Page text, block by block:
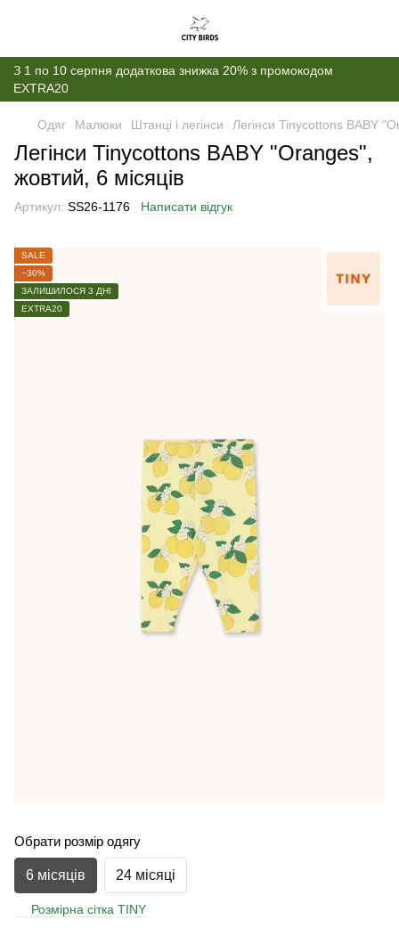
З 1 по 10 серпня додаткова знижка 20% з промокодом
EXTRA20
Одяг Малюки Штанці і легінси Легінси Tinycottons BABY
Легінси Tinycottons BABY "Oranges",
жовтий, 6 місяців
Артикул: SS26-1176 Написати відгук
SALE
−30%
ЗАЛИШИЛОСЯ 3 ДНІ
EXTRA20
Обрати розмір одягу
6 місяців 24 місяці
Розмірна сітка TINY